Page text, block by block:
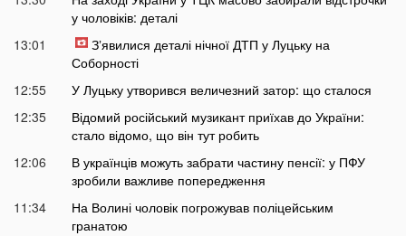
у чоловіків: деталі
13:01
Зʼявилися деталі нічної ДТП у Луцьку на
Соборності
12:55
У Луцьку утворився величезний затор: що сталося
12:35
Відомий російський музикант приїхав до України:
стало відомо, що він тут робить
12:06
В українців можуть забрати частину пенсії: у ПФУ
зробили важливе попередження
11:34
На Волині чоловік погрожував поліцейським
гранатою